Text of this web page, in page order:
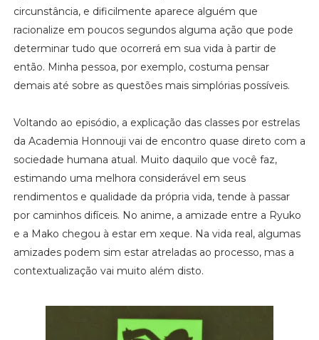
circunstância, e dificilmente aparece alguém que
racionalize em poucos segundos alguma ação que pode
determinar tudo que ocorrerá em sua vida à partir de
então. Minha pessoa, por exemplo, costuma pensar
demais até sobre as questões mais simplórias possíveis.
Voltando ao episódio, a explicação das classes por estrelas
da Academia Honnouji vai de encontro quase direto com a
sociedade humana atual. Muito daquilo que você faz,
estimando uma melhora considerável em seus
rendimentos e qualidade da própria vida, tende à passar
por caminhos difíceis. No anime, a amizade entre a Ryuko
e a Mako chegou à estar em xeque. Na vida real, algumas
amizades podem sim estar atreladas ao processo, mas a
contextualização vai muito além disto.